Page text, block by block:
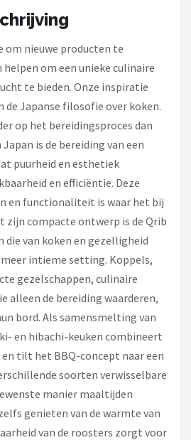
om nieuwe producten te
helpen om een unieke culinaire
te bieden. Onze inspiratie
de Japanse filosofie over koken.
op het bereidingsproces dan
is de bereiding van een
puurheid en esthetiek
en efficiëntie. Deze
en functionaliteit is waar het bij
zijn compacte ontwerp is de Qrib
die van koken en gezelligheid
intieme setting. Koppels,
gezelschappen, culinaire
alleen de bereiding waarderen,
bord. Als samensmelting van
en hibachi-keuken combineert
tilt het BBQ-concept naar een
soorten verwisselbare
manier maaltijden
genieten van de warmte van
van de roosters zorgt voor